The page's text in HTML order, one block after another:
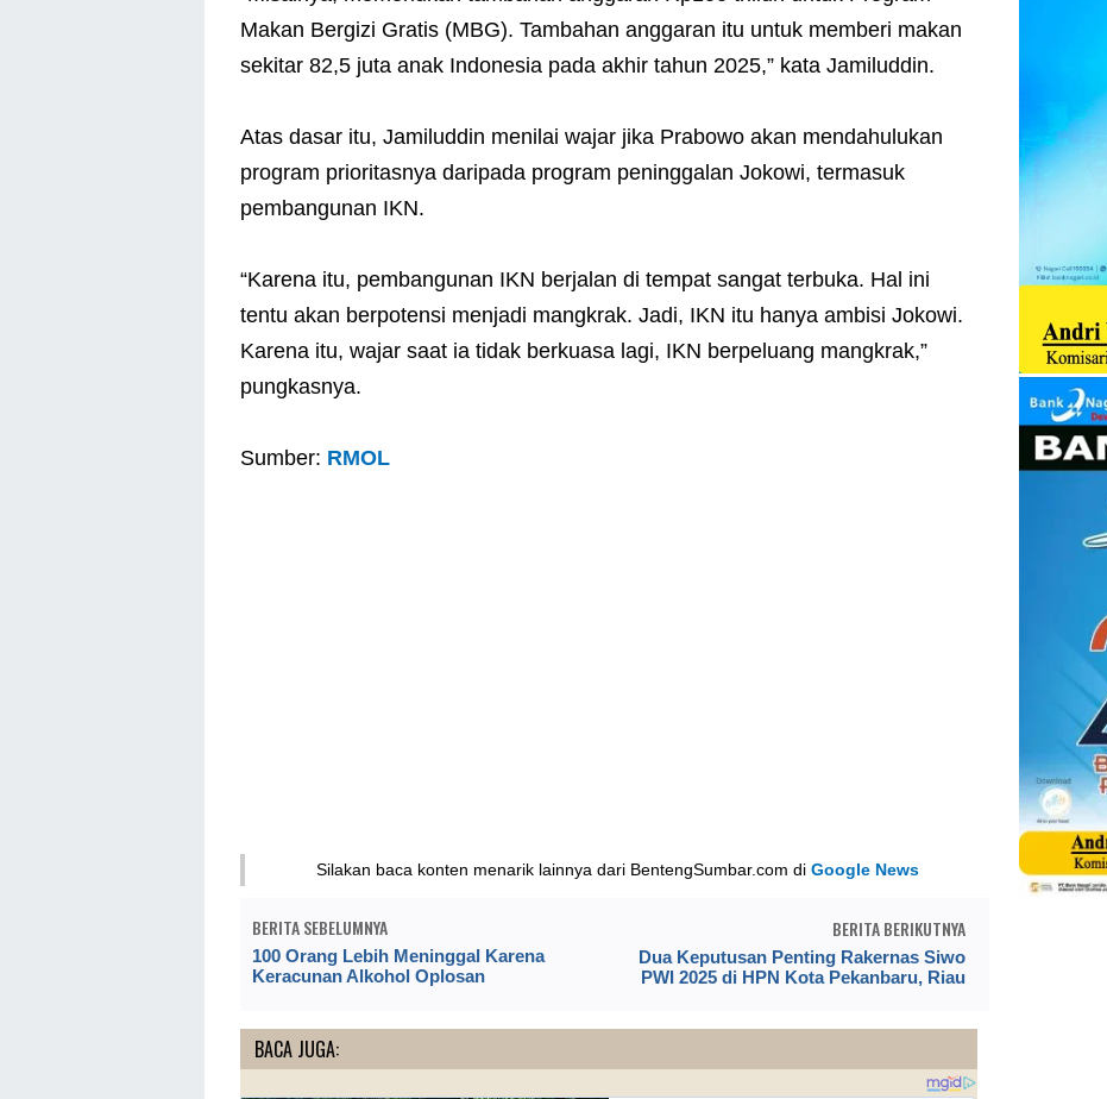
Makan Bergizi Gratis (MBG). Tambahan anggaran itu untuk memberi makan
sekitar 82,5 juta anak Indonesia pada akhir tahun 2025,” kata Jamiluddin.
Atas dasar itu, Jamiluddin menilai wajar jika Prabowo akan mendahulukan
program prioritasnya daripada program peninggalan Jokowi, termasuk
pembangunan IKN.
“Karena itu, pembangunan IKN berjalan di tempat sangat terbuka. Hal ini
tentu akan berpotensi menjadi mangkrak. Jadi, IKN itu hanya ambisi Jokowi.
Karena itu, wajar saat ia tidak berkuasa lagi, IKN berpeluang mangkrak,”
pungkasnya.
Sumber: RMOL
Silakan baca konten menarik lainnya dari BentengSumbar.com diGoogle News
BERITA SEBELUMNYA
100 Orang Lebih Meninggal Karena
Keracunan Alkohol Oplosan
BERITA BERIKUTNYA
Dua Keputusan Penting Rakernas Siwo
PWI 2025 di HPN Kota Pekanbaru, Riau
BACA JUGA: